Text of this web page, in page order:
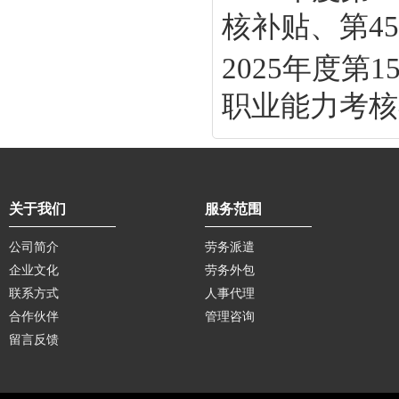
核补贴、第
2025年度第
职业能力考
关于我们
公司简介
企业文化
联系方式
合作伙伴
留言反馈
服务范围
劳务派遣
劳务外包
人事代理
管理咨询